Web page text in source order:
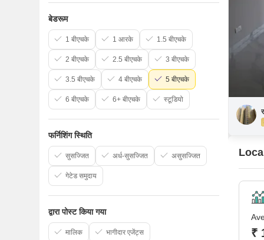
₹
बेडरूम
1 बीएचके 1 आरके 1.5 बीएचके
2 बीएचके 2.5 बीएचके 3 बीएचके
3.5 बीएचके 4 बीएचके 5 बीएचके
6 बीएचके 6+ बीएचके स्टूडियो
फर्निशिंग स्थिति
सुसज्जित अर्ध-सुसज्जित असुसज्जित
गेटेड समुदाय
द्वारा पोस्ट किया गया
मालिक भागीदार एजेंट्स